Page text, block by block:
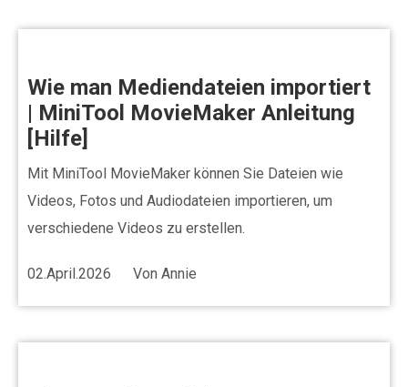
Videofarbe
Stapelverarbeitung
Ohne Wasserzeichen
Wie man Mediendateien importiert
| MiniTool MovieMaker Anleitung
[Hilfe]
Mit MiniTool MovieMaker können Sie Dateien wie
Videos, Fotos und Audiodateien importieren, um
verschiedene Videos zu erstellen.
02.April.2026 Von Annie